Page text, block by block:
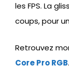
les FPS. La
coups, pour
Retrouvez
Core Pro RGB.